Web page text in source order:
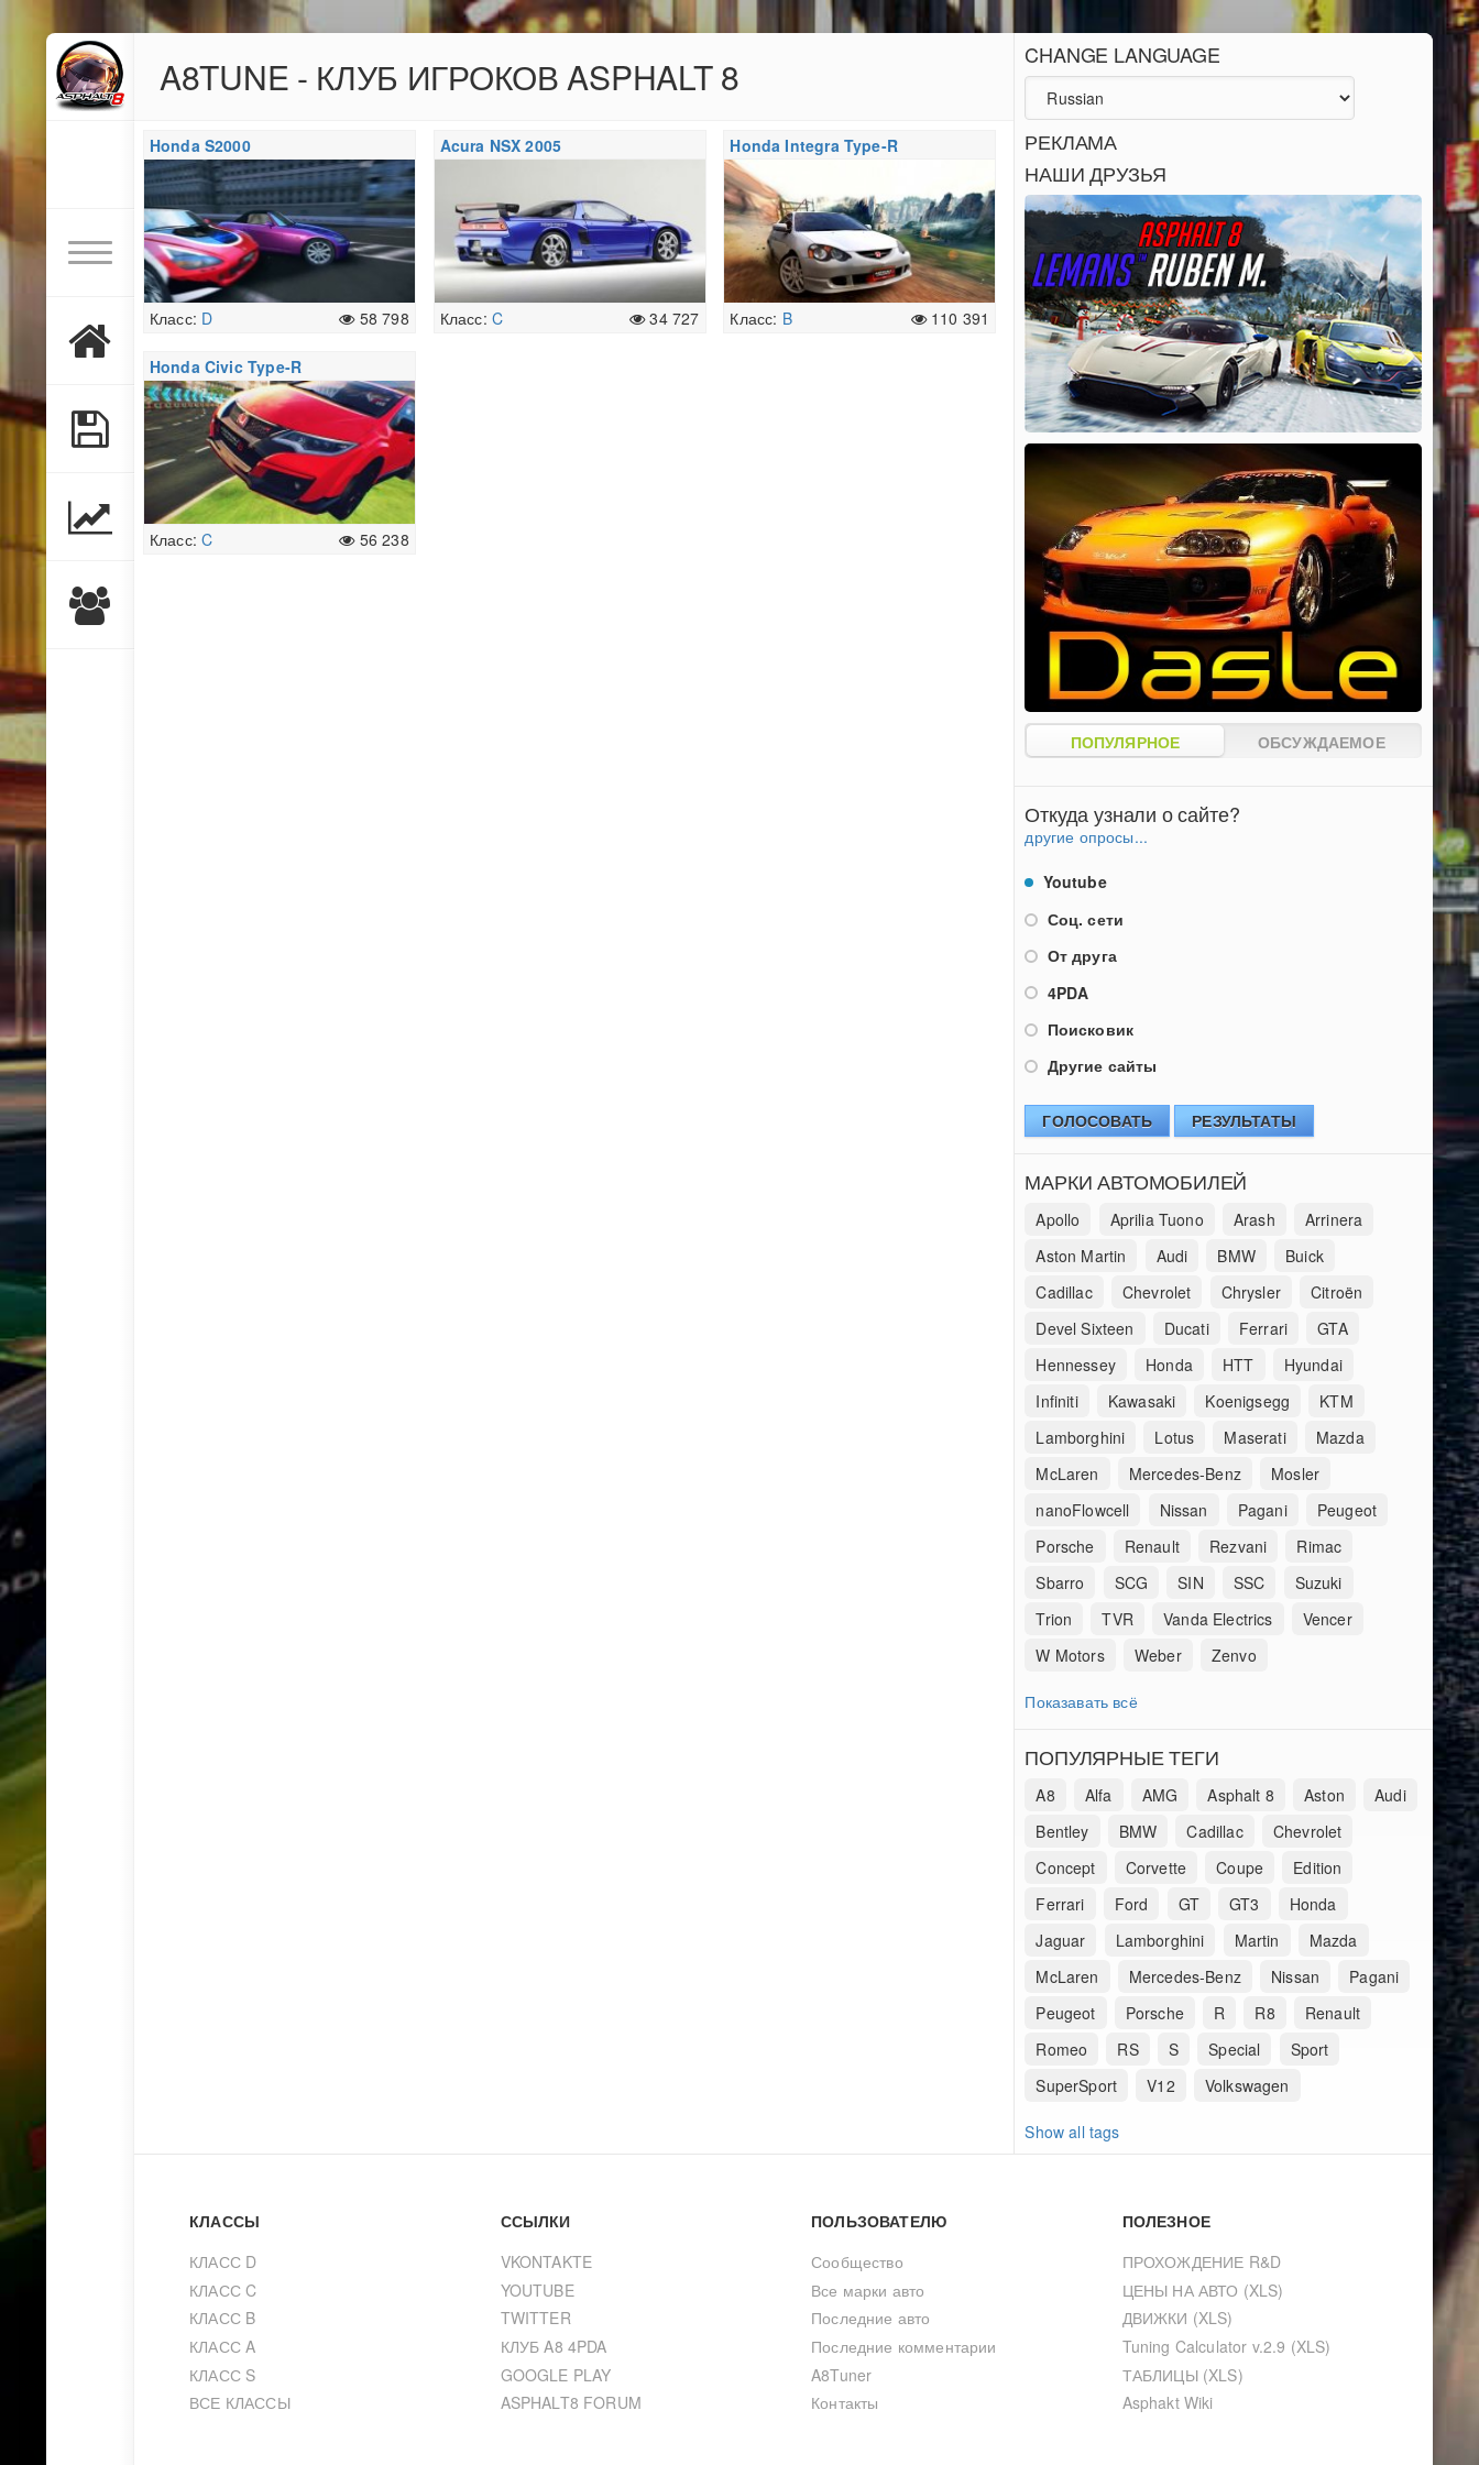
A8TUNE - КЛУБ ИГРОКОВ ASPHALT 8
Honda S2000
Класс: D 58 798
Acura NSX 2005
Класс: C 34 727
Honda Integra Type-R
Класс: B 110 391
Honda Civic Type-R
Класс:C 56 238
CHANGE LANGUAGE
РЕКЛАМА
НАШИ ДРУЗЬЯ
ПОПУЛЯРНОЕ ОБСУЖДАЕМОЕ
Откуда узнали о сайте?
другие опросы...
Youtube
Соц. сети
От друга
4PDA
Поисковик
Другие сайты
ГОЛОСОВАТЬ РЕЗУЛЬТАТЫ
МАРКИ АВТОМОБИЛЕЙ
Apollo Aprilia Tuono Arash
Arrinera
Aston Martin
Audi BMW
Buick
Cadillac
Chevrolet Chrysler
Citroën
Devel Sixteen
Ducati Ferrari
GTA
Hennessey
Honda HTT
Hyundai
Infiniti
Kawasaki Koenigsegg
KTM
Lamborghini
Lotus Maserati
Mazda
McLaren
Mercedes-Benz
Mosler
nanoFlowcell
Nissan Pagani
Peugeot
Porsche
Renault Rezvani
Rimac
Sbarro
SCG SIN SSC
Suzuki
Trion
TVR Vanda Electrics
Vencer
W Motors
Weber Zenvo
Показавать всё
ПОПУЛЯРНЫЕ ТЕГИ
A8 Alfa AMG Asphalt 8 Aston
Audi
Bentley
BMW Cadillac
Chevrolet
Concept
Corvette Coupe
Edition
Ferrari
Ford GT GT3
Honda
Jaguar
Lamborghini Martin
Mazda
McLaren
Mercedes-Benz Nissan
Pagani
Peugeot
Porsche R R8
Renault
Romeo
RS S Special
Sport
SuperSport
V12 Volkswagen
Show all tags
КЛАССЫ
КЛАСС D
КЛАСС C
КЛАСС B
КЛАСС A
КЛАСС S
ВСЕ КЛАССЫ
ССЫЛКИ
VKONTAKTE
YOUTUBE
TWITTER
КЛУБ A8 4PDA
GOOGLE PLAY
ASPHALT8 FORUM
ПОЛЬЗОВАТЕЛЮ
Сообщество
Все марки авто
Последние авто
Последние комментарии
A8Tuner
Контакты
ПОЛЕЗНОЕ
ПРОХОЖДЕНИЕ R&D
ЦЕНЫ НА АВТО (XLS)
ДВИЖКИ (XLS)
Tuning Calculator v.2.9 (XLS)
ТАБЛИЦЫ (XLS)
Asphakt Wiki